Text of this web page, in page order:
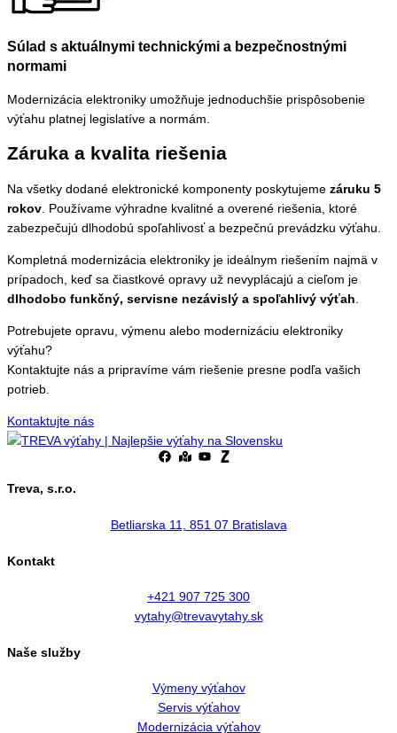
Súlad s aktuálnymi technickými a bezpečnostnými
normami
Modernizácia elektroniky umožňuje jednoduchšie prispôsobenie
výťahu platnej legislatíve a normám.
Záruka a kvalita riešenia
Na všetky dodané elektronické komponenty poskytujeme záruku 5
rokov . Používame výhradne kvalitné a overené riešenia, ktoré
zabezpečujú dlhodobú spoľahlivosť a bezpečnú prevádzku výťahu.
Kompletná modernizácia elektroniky je ideálnym riešením najmä v
prípadoch, keď sa čiastkové opravy už nevyplácajú a cieľom je
dlhodobo funkčný, servisne nezávislý a spoľahlivý výťah
Potrebujete opravu, výmenu alebo modernizáciu elektroniky
výťahu?
Kontaktujte nás a pripravíme vám riešenie presne podľa vašich
potrieb.
Kontaktujte nás
Treva, s.r.o.
Betliarska 11, 851 07 Bratislava
Kontakt
+421 907 725 300
vytahy@trevavytahy.sk
Naše služby
Výmeny výťahov
Servis výťahov
Modernizácia výťahov